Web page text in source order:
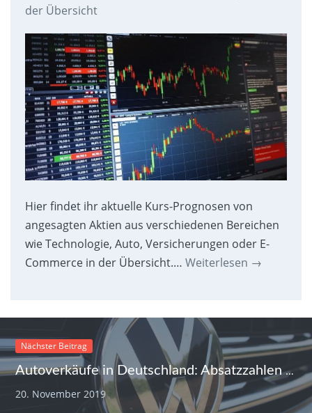
der Übersicht
Hier findet ihr aktuelle Kurs-Prognosen von
angesagten Aktien aus verschiedenen Bereichen
wie Technologie, Auto, Versicherungen oder E-
Commerce in der Übersicht.… Weiterlesen →
Nächster Beitrag
Autoverkäufe in Deutschland: Absatzzahlen klettern um 13 Prozent
20. November 2019